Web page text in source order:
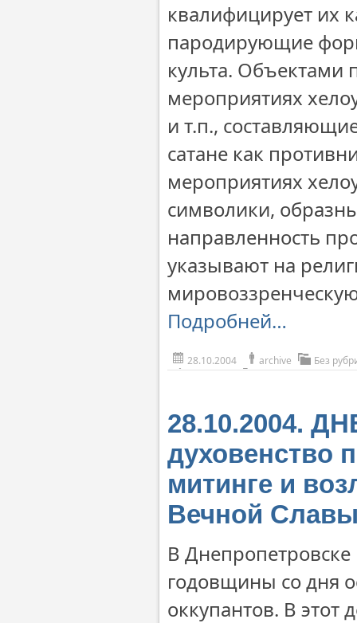
квалифицирует их
пародирующие
культа. Объектами
мероприятиях
и т.п.,
сатане как
мероприятиях
символики,
направленность
указывают на
Подробней…
28.10.2004 archive Без
28.10.2004.
духовенство
митинге и
Вечной
В
годовщины со дня
оккупантов. В этот